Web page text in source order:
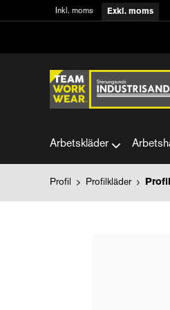
Inkl. moms Exkl. moms
Arbetskläder
Profil Profilkläder